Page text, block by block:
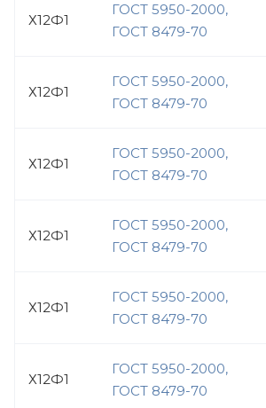
Х12Ф1
ГОСТ 5950-2000,
ГОСТ 8479-70
Х12Ф1
ГОСТ 5950-2000,
ГОСТ 8479-70
Х12Ф1
ГОСТ 5950-2000,
ГОСТ 8479-70
Х12Ф1
ГОСТ 5950-2000,
ГОСТ 8479-70
Х12Ф1
ГОСТ 5950-2000,
ГОСТ 8479-70
Х12Ф1
ГОСТ 5950-2000,
ГОСТ 8479-70